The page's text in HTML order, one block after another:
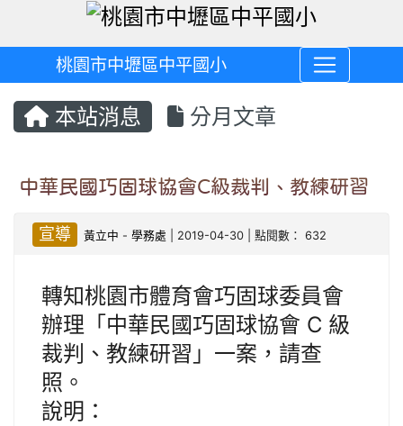
桃園市中壢區中平國小
本站消息 分月文章
中華民國巧固球協會C級裁判、教練研習
宣導 黃立中 -學務處 | 2019-04-30 | 點閱數： 632
轉知桃園市體育會巧固球委員會
辦理「中華民國巧固球協會 C 級
裁判、教練研習」一案，請查
照。
說明：